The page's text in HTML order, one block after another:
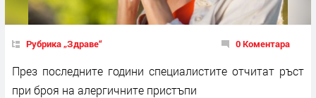
Рубрика „Здраве“ 0 Коментара
През последните години специалистите отчитат ръст
при броя на алергичните пристъпи